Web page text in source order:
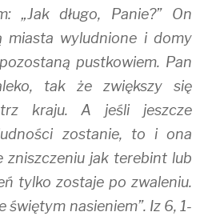
„Jak długo, Panie?” On
miasta wyludnione i domy
pustkowiem. Pan
tak że zwiększy się
kraju. A jeśli jeszcze
zostanie, to i ona
zniszczeniu jak terebint lub
tylko zostaje po zwaleniu.
świętym nasieniem”. Iz 6, 1-